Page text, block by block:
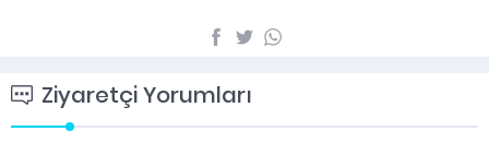
Ziyaretçi Yorumları